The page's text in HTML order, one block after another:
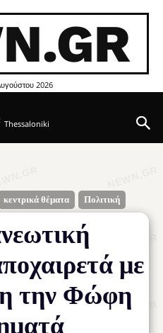
2026
Thessaloniki
κεντρικά θέματα Πολιτική
με
την Φώφη